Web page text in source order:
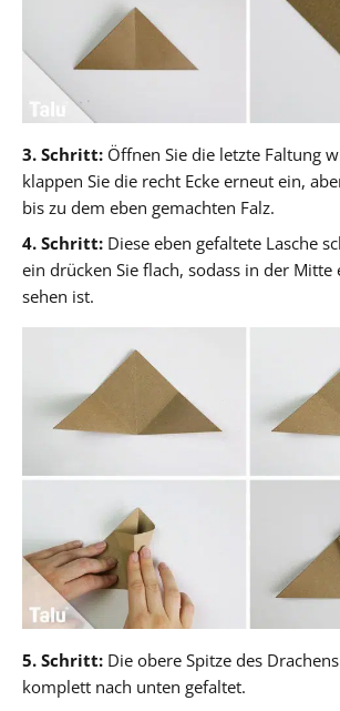
3. Schritt: Öffnen Sie die letzte Faltung
klappen Sie die recht Ecke erneut ein,
bis zu dem eben gemachten Falz.
4. Schritt: Diese eben gefaltete Lasche
ein drücken Sie flach, sodass in der Mitte
sehen ist.
5. Schritt: Die obere Spitze des
komplett nach unten gefaltet.